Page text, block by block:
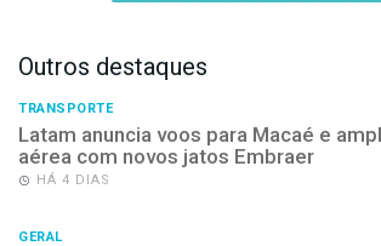
Outros destaques
TRANSPORTE
Latam anuncia voos para Macaé e
aérea com novos jatos Embraer
HÁ 4 DIAS
GERAL